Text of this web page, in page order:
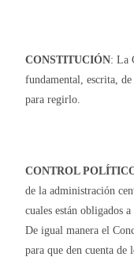
CONSTITUCIÓN: La
fundamental, escrita, de
para regirlo.
CONTROL
de la administración
cuales están obligados
De igual manera el
para que den cuenta de